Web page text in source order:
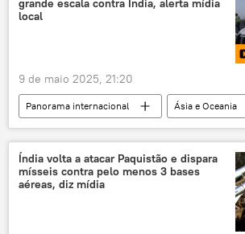
Forças Armadas
Chancelaria
local
9 de maio 2025, 21:20
Panorama internacional
Ásia e Oceania
Paquistão
Índia
Shehbaz Sharif
Ministério da Defesa
BrahMos
operação militar
Índia volta a atacar Paquistão e dispara
mísseis contra pelo menos 3 bases
aéreas, diz mídia